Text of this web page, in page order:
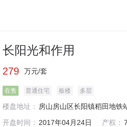
长阳光和作用
279 万元/套
在售 普通住宅 板楼 多层
楼盘地址：
开盘时间： 2017年04月24日 产权：